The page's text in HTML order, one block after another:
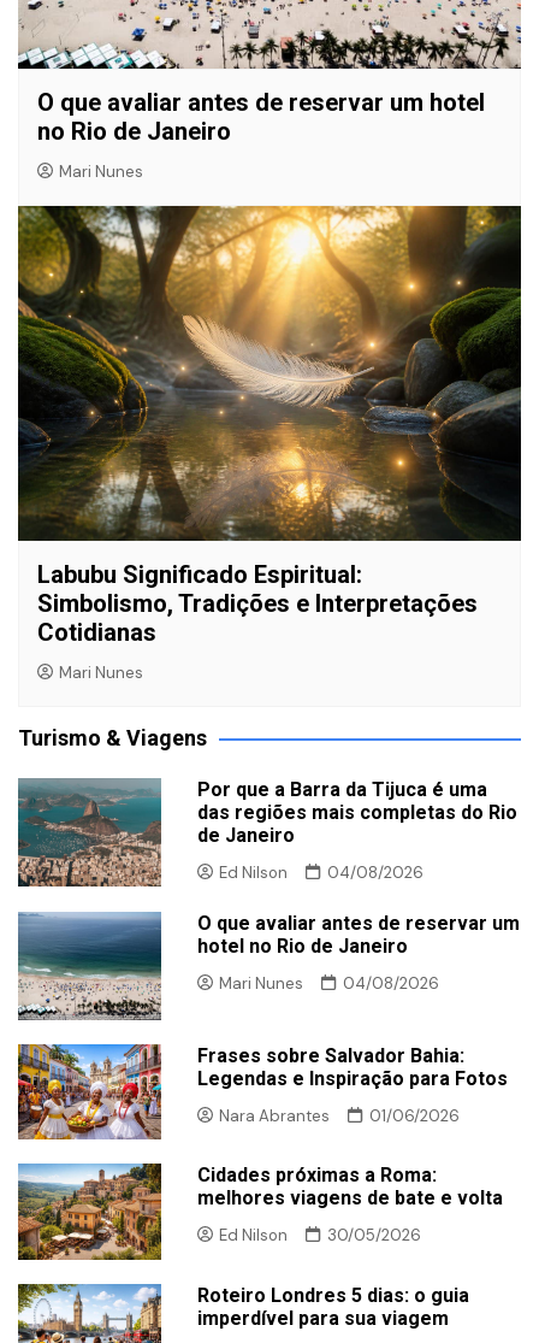
O que avaliar antes de reservar um hotel
no Rio de Janeiro
Mari Nunes
Labubu Significado Espiritual:
Simbolismo, Tradições e Interpretações
Cotidianas
Mari Nunes
Turismo & Viagens
Por que a Barra da Tijuca é uma
das regiões mais completas do Rio
de Janeiro
Ed Nilson 04/08/2026
O que avaliar antes de reservar um
hotel no Rio de Janeiro
Mari Nunes 04/08/2026
Frases sobre Salvador Bahia:
Legendas e Inspiração para Fotos
Nara Abrantes 01/06/2026
Cidades próximas a Roma:
melhores viagens de bate e volta
Ed Nilson 30/05/2026
Roteiro Londres 5 dias: o guia
imperdível para sua viagem